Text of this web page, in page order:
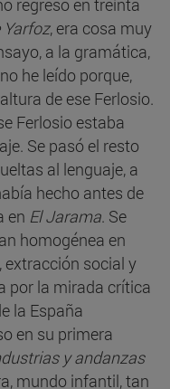
, era cosa muy
a la gramática,
he leído porque,
de ese Ferlosio.
Ferlosio estaba
Se pasó el resto
al lenguaje, a
hecho antes de
en El Jarama. Se
homogénea en
extracción social y
por la mirada crítica
la España
en su primera
y andanzas
mundo infantil, tan